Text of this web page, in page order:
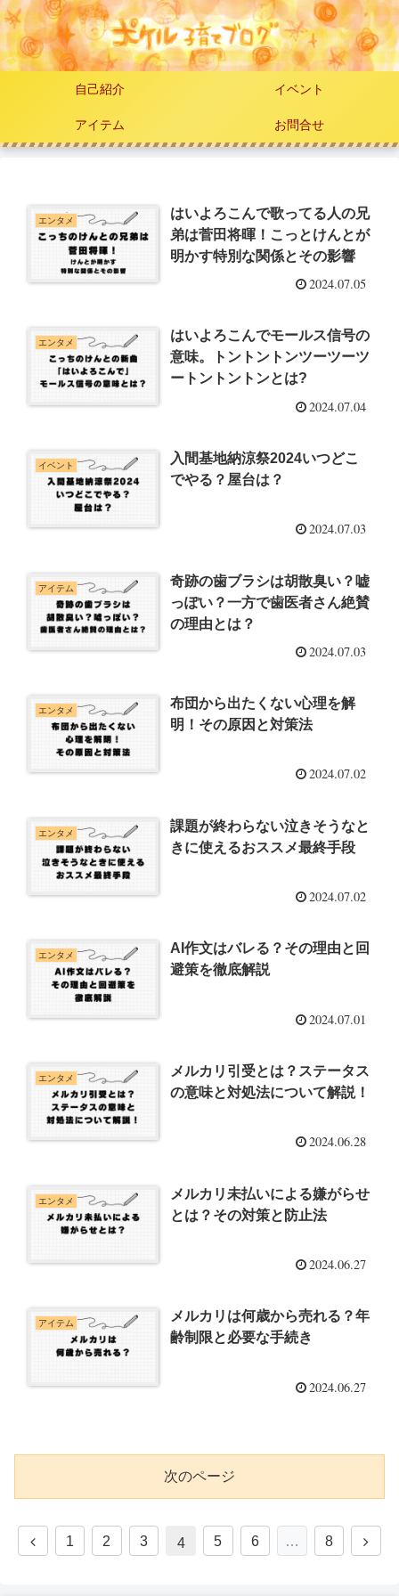
自己紹介 イベント
アイテム お問合せ
エンタメ
はいよろこんで歌ってる人の兄
弟は菅田将暉！こっとけんとが
明かす特別な関係とその影響
2024.07.05
エンタメ
はいよろこんでモールス信号の
意味。トントントンツーツーツ
ートントントンとは?
2024.07.04
イベント
入間基地納涼祭2024いつどこ
でやる？屋台は？
2024.07.03
アイテム
奇跡の歯ブラシは胡散臭い？嘘
っぽい？一方で歯医者さん絶賛
の理由とは？
2024.07.03
エンタメ
布団から出たくない心理を解
明！その原因と対策法
2024.07.02
エンタメ
課題が終わらない泣きそうなと
きに使えるおススメ最終手段
2024.07.02
エンタメ
AI作文はバレる？その理由と回
避策を徹底解説
2024.07.01
エンタメ
メルカリ引受とは？ステータス
の意味と対処法について解説！
2024.06.28
エンタメ
メルカリ未払いによる嫌がらせ
とは？その対策と防止法
2024.06.27
アイテム
メルカリは何歳から売れる？年
齢制限と必要な手続き
2024.06.27
次のページ
前
1 2 3 4 5 6 … 8
次